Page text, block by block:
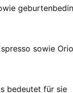
sowie
bedeutet für sie